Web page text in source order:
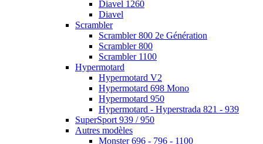
Diavel 1260
Diavel
Scrambler
Scrambler 800 2e Génération
Scrambler 800
Scrambler 1100
Hypermotard
Hypermotard V2
Hypermotard 698 Mono
Hypermotard 950
Hypermotard - Hyperstrada 821 - 939
SuperSport 939 / 950
Autres modèles
Monster 696 - 796 - 1100